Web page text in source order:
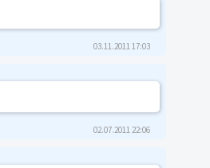
03.11.2011 17:03
02.07.2011 22:06